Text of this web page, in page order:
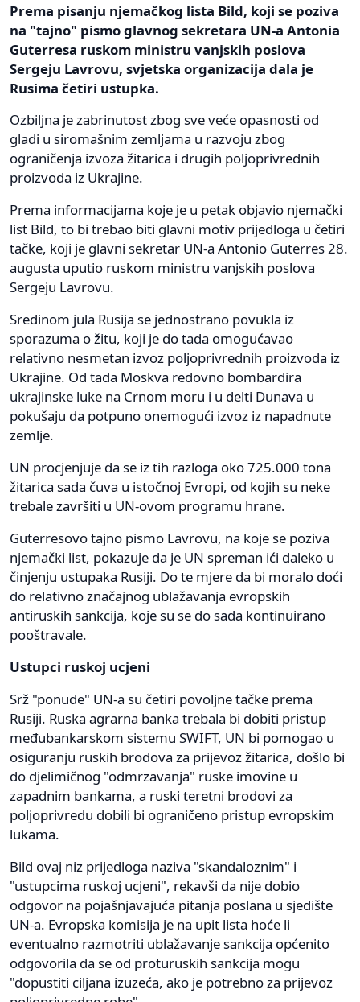
Prema pisanju njemačkog lista Bild, koji se poziva
na "tajno" pismo glavnog sekretara UN-a Antonia
Guterresa ruskom ministru vanjskih poslova
Sergeju Lavrovu, svjetska organizacija dala je
Rusima četiri ustupka.
Ozbiljna je zabrinutost zbog sve veće opasnosti od
gladi u siromašnim zemljama u razvoju zbog
ograničenja izvoza žitarica i drugih poljoprivrednih
proizvoda iz Ukrajine.
Prema informacijama koje je u petak objavio njemački
list Bild, to bi trebao biti glavni motiv prijedloga u četiri
tačke, koji je glavni sekretar UN-a Antonio Guterres 28.
augusta uputio ruskom ministru vanjskih poslova
Sergeju Lavrovu.
Sredinom jula Rusija se jednostrano povukla iz
sporazuma o žitu, koji je do tada omogućavao
relativno nesmetan izvoz poljoprivrednih proizvoda iz
Ukrajine. Od tada Moskva redovno bombardira
ukrajinske luke na Crnom moru i u delti Dunava u
pokušaju da potpuno onemogući izvoz iz napadnute
zemlje.
UN procjenjuje da se iz tih razloga oko 725.000 tona
žitarica sada čuva u istočnoj Evropi, od kojih su neke
trebale završiti u UN-ovom programu hrane.
Guterresovo tajno pismo Lavrovu, na koje se poziva
njemački list, pokazuje da je UN spreman ići daleko u
činjenju ustupaka Rusiji. Do te mjere da bi moralo doći
do relativno značajnog ublažavanja evropskih
antiruskih sankcija, koje su se do sada kontinuirano
pooštravale.
Ustupci ruskoj ucjeni
Srž "ponude" UN-a su četiri povoljne tačke prema
Rusiji. Ruska agrarna banka trebala bi dobiti pristup
međubankarskom sistemu SWIFT, UN bi pomogao u
osiguranju ruskih brodova za prijevoz žitarica, došlo bi
do djelimičnog "odmrzavanja" ruske imovine u
zapadnim bankama, a ruski teretni brodovi za
poljoprivredu dobili bi ograničeno pristup evropskim
lukama.
Bild ovaj niz prijedloga naziva "skandaloznim" i
"ustupcima ruskoj ucjeni", rekavši da nije dobio
odgovor na pojašnjavajuća pitanja poslana u sjedište
UN-a. Evropska komisija je na upit lista hoće li
eventualno razmotriti ublažavanje sankcija općenito
odgovorila da se od proturuskih sankcija mogu
"dopustiti ciljana izuzeća, ako je potrebno za prijevoz